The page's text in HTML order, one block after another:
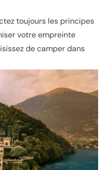
toujours les principes
votre empreinte
de camper dans